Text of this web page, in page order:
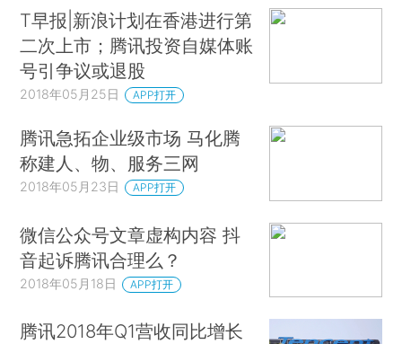
T早报|新浪计划在香港进行第
二次上市；腾讯投资自媒体账
号引争议或退股
2018年05月25日 APP打开
腾讯急拓企业级市场 马化腾
称建人、物、服务三网
2018年05月23日 APP打开
微信公众号文章虚构内容 抖
音起诉腾讯合理么？
2018年05月18日 APP打开
腾讯2018年Q1营收同比增长